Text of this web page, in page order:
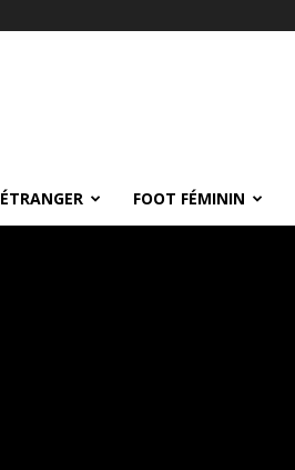
ÉTRANGER FOOT FÉMININ